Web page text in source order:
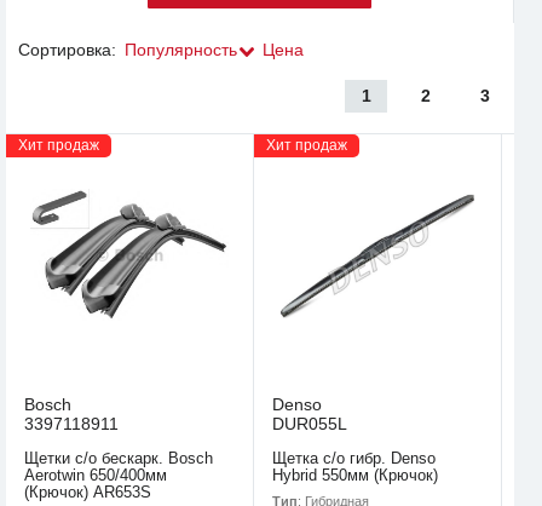
Сортировка: Популярность Цена
1 2 3
Хит продаж
Bosch
3397118911
Щетки с/о бескарк. Bosch
Aerotwin 650/400мм
(Крючок) AR653S
Хит продаж
Denso
DUR055L
Щетка с/о гибр. Denso
Hybrid 550мм (Крючок)
Тип: Гибридная